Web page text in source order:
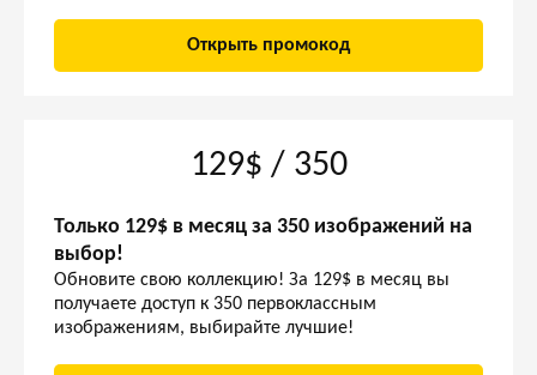
Открыть промокод
129$ / 350
Только 129$ в месяц за 350 изображений на
выбор!
Обновите свою коллекцию! За 129$ в месяц вы
получаете доступ к 350 первоклассным
изображениям, выбирайте лучшие!